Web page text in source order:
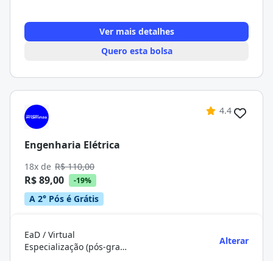
Ver mais detalhes
Quero esta bolsa
4.4
Engenharia Elétrica
18x de R$ 110,00
R$ 89,00 -19%
A 2° Pós é Grátis
EaD / Virtual
Especialização (pós-graduação)
Alterar